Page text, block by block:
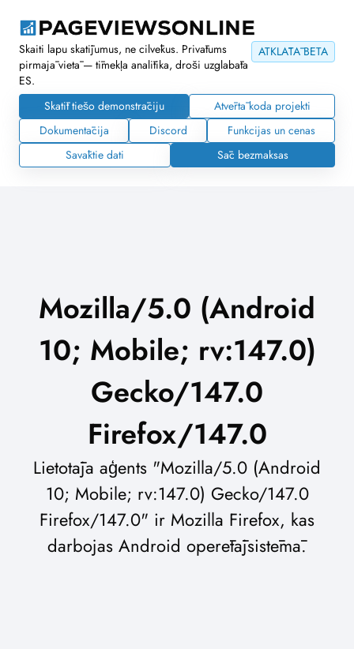
ATKLĀTĀ BETA
Skaiti lapu skatījumus, ne cilvēkus. Privātums
pirmajā vietā — tīmekļa analītika, droši uzglabāta
ES.
Skatīt tiešo demonstrāciju
Atvērtā koda projekti
Dokumentācija
Discord
Funkcijas un cenas
Savāktie dati
Sāc bezmaksas
Mozilla/5.0 (Android
10; Mobile; rv:147.0)
Gecko/147.0
Firefox/147.0
Lietotāja aģents "Mozilla/5.0 (Android
10; Mobile; rv:147.0) Gecko/147.0
Firefox/147.0" ir Mozilla Firefox, kas
darbojas Android operētājsistēmā.